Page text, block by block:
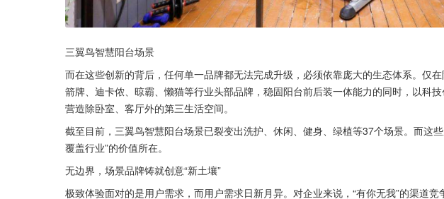
三翼鸟智慧阳台场景
而在这些创新的背后，任何单一品牌都无法完成升级，必须依靠庞大的生态体系。仅在
箭牌、迪卡侬、晾霸、懒猫等行业头部品牌，稳固阳台前后装一体能力的同时，以科
营造除卧室、客厅外的第三生活空间。
截至目前，三翼鸟智慧阳台场景已裂变出洗护、休闲、健身、绿植等37个场景。而这
覆盖行业”的价值所在。
无边界，场景品牌铸就创意“新土壤”
极致体验面对的是用户需求，而用户需求日新月异。对企业来说，“有你无我”的渠道